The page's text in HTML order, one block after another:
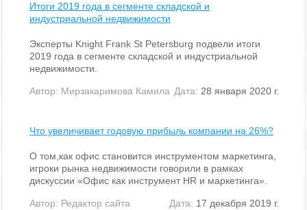
Итоги 2019 года в сегменте складской и
индустриальной недвижимости
Эксперты Knight Frank St Petersburg подвели итоги
2019 года в сегменте складской и индустриальной
недвижимости.
Автор: Мирзакаримова Камила Дата: 28 января 2020 г.
Что увеличивает годовую прибыль компании на 26%?
О том,как офис становится инструментом маркетинга,
игроки рынка недвижимости говорили в рамках
дискуссии «Офис как инструмент HR и маркетинга».
Автор: Редактор сайта Дата: 17 декабря 2019 г.